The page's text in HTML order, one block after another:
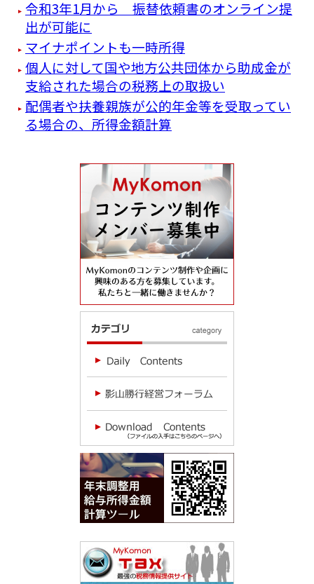
令和3年1月から 振替依頼書のオンライン提
出が可能に
マイナポイントも一時所得
個人に対して国や地方公共団体から助成金が
支給された場合の税務上の取扱い
配偶者や扶養親族が公的年金等を受取ってい
る場合の、所得金額計算